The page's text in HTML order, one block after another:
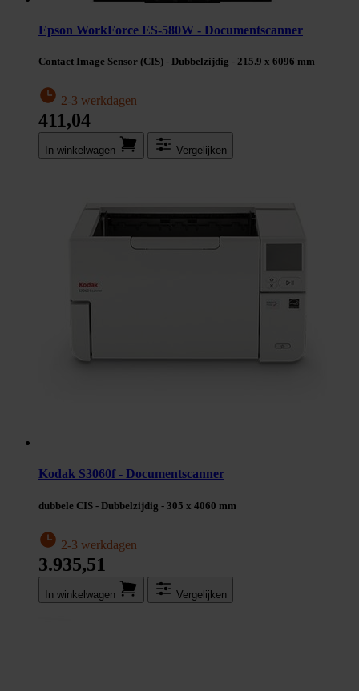
Epson WorkForce ES-580W - Documentscanner
Contact Image Sensor (CIS) - Dubbelzijdig - 215.9 x 6096 mm
2-3 werkdagen
411,04
In winkel­wagen Vergelijken
Kodak S3060f - Documentscanner
dubbele CIS - Dubbelzijdig - 305 x 4060 mm
2-3 werkdagen
3.935,51
In winkel­wagen Vergelijken